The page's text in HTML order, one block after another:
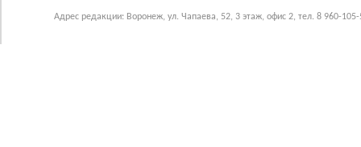
Адрес редакции: Воронеж, ул. Чапаева, 52, 3 этаж, офис 2, тел. 8 960-